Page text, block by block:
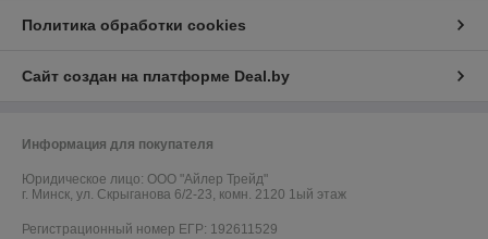
Политика обработки cookies
Сайт создан на платформе Deal.by
Информация для покупателя
Юридическое лицо: ООО "Айлер Трейд"
г. Минск, ул. Скрыганова 6/2-23, комн. 2120 1ый этаж
Регистрационный номер ЕГР: 192611529